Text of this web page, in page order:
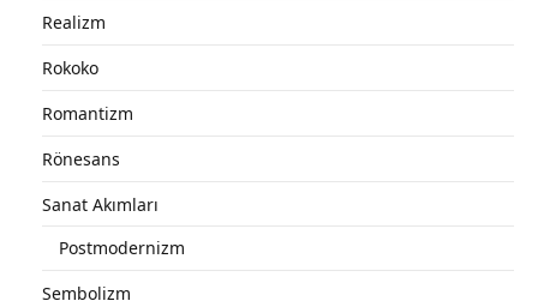
Realizm
Rokoko
Romantizm
Rönesans
Sanat Akımları
Postmodernizm
Sembolizm